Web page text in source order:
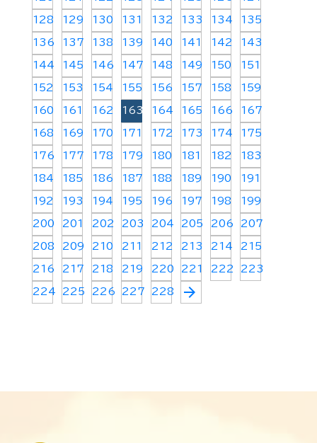
128 129 130 131 132 133 134 135
136 137 138 139 140 141 142 143
144 145 146 147 148 149 150 151
152 153 154 155 156 157 158 159
160 161 162 163 164 165 166 167
168 169 170 171 172 173 174 175
176 177 178 179 180 181 182 183
184 185 186 187 188 189 190 191
192 193 194 195 196 197 198 199
200 201 202 203 204 205 206 207
208 209 210 211 212 213 214 215
216 217 218 219 220 221 222 223
224 225 226 227 228 arrow_forward